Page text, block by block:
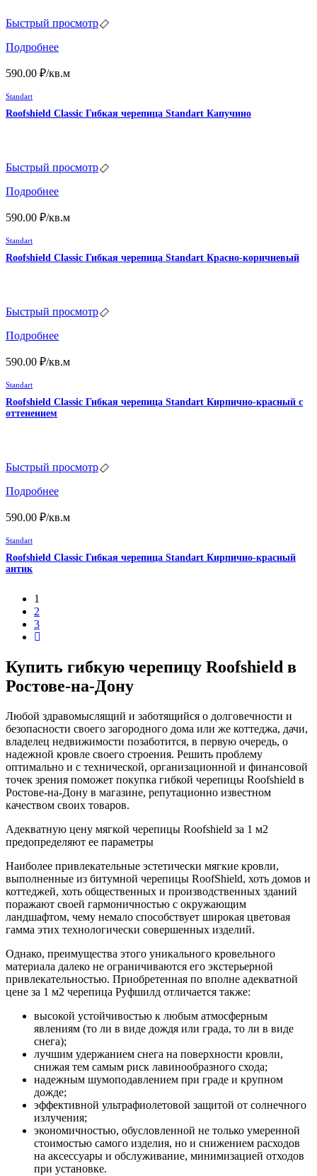
Быстрый просмотр
Подробнее
590.00 ₽/кв.м
Standart
Roofshield Classic Гибкая черепица Standart Капучино
Быстрый просмотр
Подробнее
590.00 ₽/кв.м
Standart
Roofshield Classic Гибкая черепица Standart Красно-коричневый
Быстрый просмотр
Подробнее
590.00 ₽/кв.м
Standart
Roofshield Classic Гибкая черепица Standart Кирпично-красный с
оттенением
Быстрый просмотр
Подробнее
590.00 ₽/кв.м
Standart
Roofshield Classic Гибкая черепица Standart Кирпично-красный
антик
1
2
3
Купить гибкую черепицу Roofshield в
Ростове-на-Дону
Любой здравомыслящий и заботящийся о долговечности и
безопасности своего загородного дома или же коттеджа, дачи,
владелец недвижимости позаботится, в первую очередь, о
надежной кровле своего строения. Решить проблему
оптимально и с технической, организационной и финансовой
точек зрения поможет покупка гибкой черепицы Roofshield в
Ростове-на-Дону в магазине, репутационно известном
качеством своих товаров.
Адекватную цену мягкой черепицы Roofshield за 1 м2
предопределяют ее параметры
Наиболее привлекательные эстетически мягкие кровли,
выполненные из битумной черепицы RoofShield, хоть домов и
коттеджей, хоть общественных и производственных зданий
поражают своей гармоничностью с окружающим
ландшафтом, чему немало способствует широкая цветовая
гамма этих технологически совершенных изделий.
Однако, преимущества этого уникального кровельного
материала далеко не ограничиваются его экстерьерной
привлекательностью. Приобретенная по вполне адекватной
цене за 1 м2 черепица Руфшилд отличается также:
высокой устойчивостью к любым атмосферным
явлениям (то ли в виде дождя или града, то ли в виде
снега);
лучшим удержанием снега на поверхности кровли,
снижая тем самым риск лавинообразного схода;
надежным шумоподавлением при граде и крупном
дожде;
эффективной ультрафиолетовой защитой от солнечного
излучения;
экономичностью, обусловленной не только умеренной
стоимостью самого изделия, но и снижением расходов
на аксессуары и обслуживание, минимизацией отходов
при установке.